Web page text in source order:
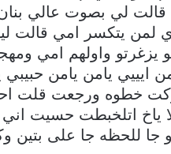
لي بصوت عالي بنان
لمن يتكسر امي قالت
واولهم امي
ايييي يامن يامن
خطوه ورجعت قلت
ياخ اتلخبطت حسيت
جا للحظه جا على